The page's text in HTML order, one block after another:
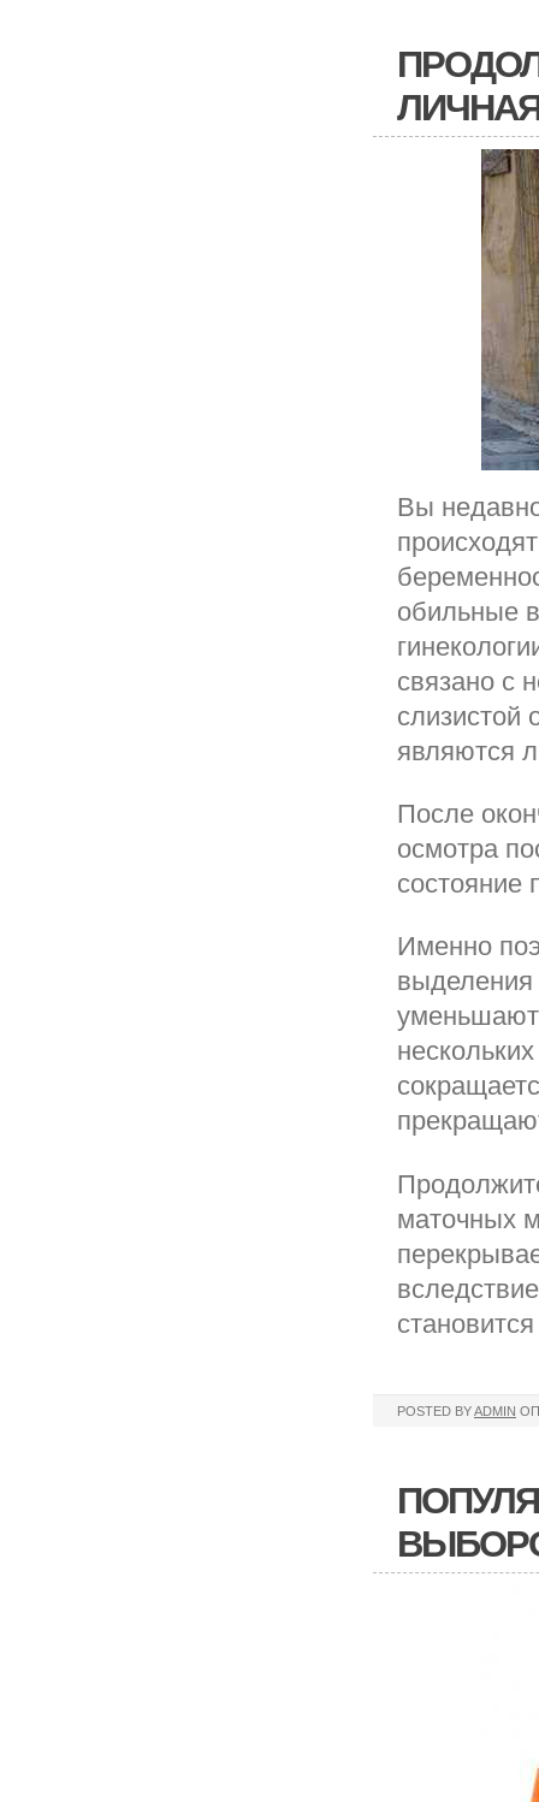
Вы
обильные
связано с
слизистой
являются
После
осмотра
состояние
Именно
маточных
POSTED BYADMIN